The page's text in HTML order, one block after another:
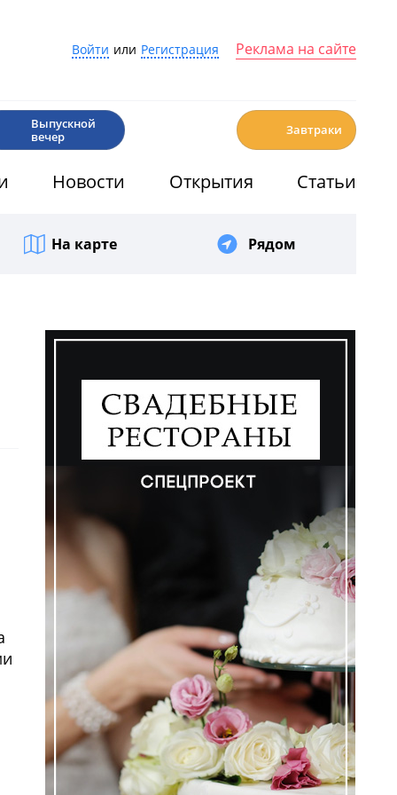
Войти или Регистрация Реклама на сайте
Выпускной
вечер
Завтраки
Новости Открытия Статьи
На карте Рядом